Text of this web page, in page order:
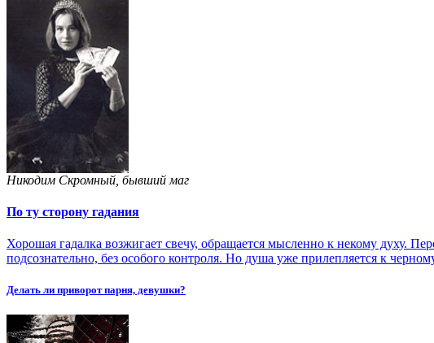
Никодим Скромный, бывший маг
По ту сторону гадания
Хорошая гадалка возжигает свечу, обращается мысленно к некому духу.
подсознательно, без особого контроля. Но душа уже прилепляется к
Делать ли приворот парня, девушки?